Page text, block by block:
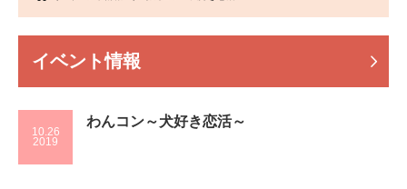
イベント情報
10.26
2019
わんコン～犬好き恋活～